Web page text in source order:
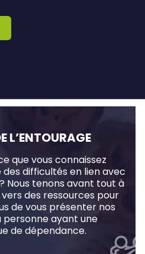
L’ENTOURAGE
que vous connaissez
des difficultés en lien avec
Nous tenons avant tout à
des ressources pour
de vous présenter nos
personne ayant une
de dépendance.